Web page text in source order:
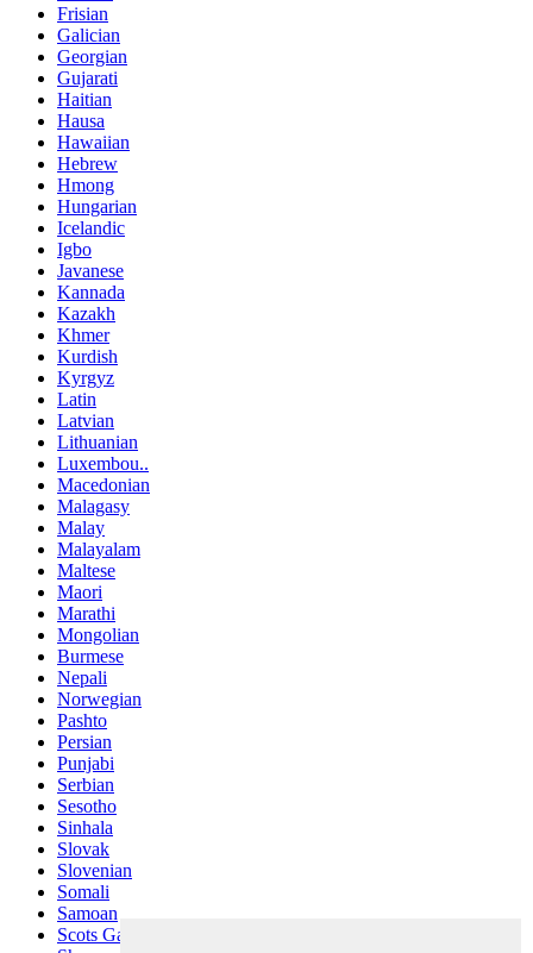
Frisian
Galician
Georgian
Gujarati
Haitian
Hausa
Hawaiian
Hebrew
Hmong
Hungarian
Icelandic
Igbo
Javanese
Kannada
Kazakh
Khmer
Kurdish
Kyrgyz
Latin
Latvian
Lithuanian
Luxembou..
Macedonian
Malagasy
Malay
Malayalam
Maltese
Maori
Marathi
Mongolian
Burmese
Nepali
Norwegian
Pashto
Persian
Punjabi
Serbian
Sesotho
Sinhala
Slovak
Slovenian
Somali
Samoan
Scots Gaelic